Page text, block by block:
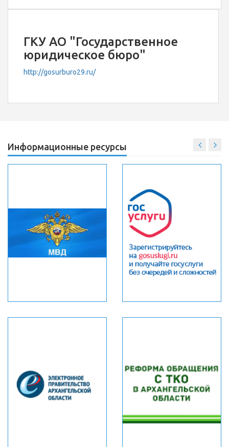
ГКУ АО "Государственное
юридическое бюро"
http://gosurburo29.ru/
Информационные ресурсы